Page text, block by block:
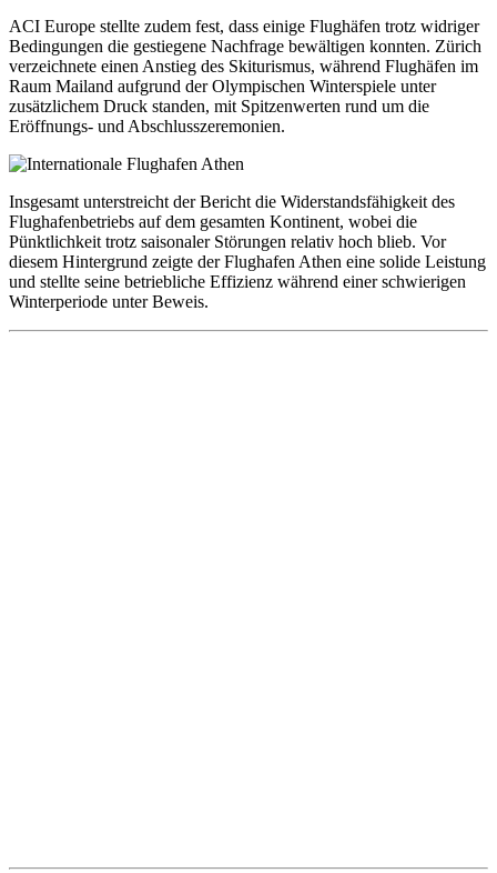
ACI Europe stellte zudem fest, dass einige Flughäfen trotz widriger
Bedingungen die gestiegene Nachfrage bewältigen konnten. Zürich
verzeichnete einen Anstieg des Skiturismus, während Flughäfen im
Raum Mailand aufgrund der Olympischen Winterspiele unter
zusätzlichem Druck standen, mit Spitzenwerten rund um die
Eröffnungs- und Abschlusszeremonien.
Insgesamt unterstreicht der Bericht die Widerstandsfähigkeit des
Flughafenbetriebs auf dem gesamten Kontinent, wobei die
Pünktlichkeit trotz saisonaler Störungen relativ hoch blieb. Vor
diesem Hintergrund zeigte der Flughafen Athen eine solide Leistung
und stellte seine betriebliche Effizienz während einer schwierigen
Winterperiode unter Beweis.